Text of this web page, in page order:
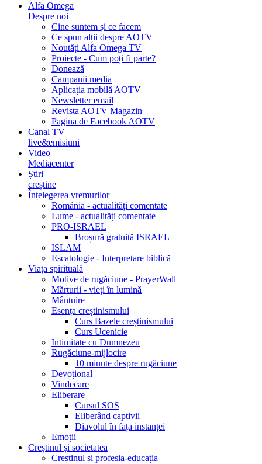
Alfa Omega
Despre noi
Cine suntem și ce facem
Ce spun alții despre AOTV
Noutăți Alfa Omega TV
Proiecte - Cum poți fi parte?
Donează
Campanii media
Aplicația mobilă AOTV
Newsletter email
Revista AOTV Magazin
Pagina de Facebook AOTV
Canal TV
live&emisiuni
Video
Mediacenter
Știri
creștine
Înțelegerea vremurilor
România - actualități comentate
Lume - actualități comentate
PRO-ISRAEL
Broșură gratuită ISRAEL
ISLAM
Escatologie - Interpretare biblică
Viața spirituală
Motive de rugăciune - PrayerWall
Mărturii - vieți în lumină
Mântuire
Esența creștinismului
Curs Bazele creștinismului
Curs Ucenicie
Intimitate cu Dumnezeu
Rugăciune-mijlocire
10 minute despre rugăciune
Devoțional
Vindecare
Eliberare
Cursul SOS
Eliberând captivii
Diavolul în fața instanței
Emoții
Creștinul și societatea
Creștinul și profesia-educația